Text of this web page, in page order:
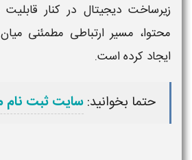
زیرساخت دیجیتال در کنار
محتوا، مسیر ارتباطی مطمئنی
ایجاد کرده است.
حتما بخوانید:سایت ثبت نام